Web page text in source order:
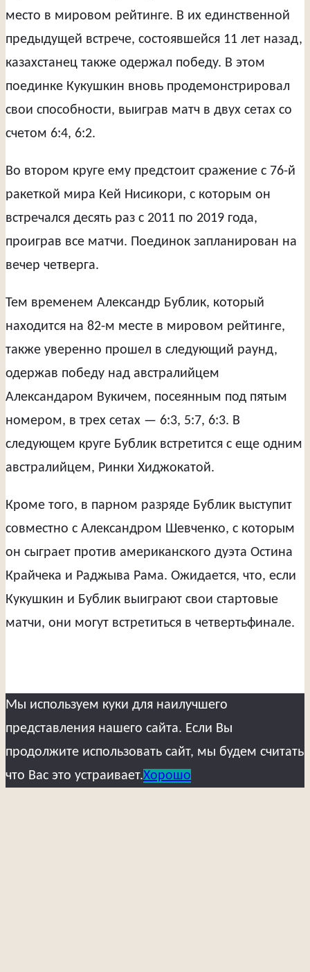
место в мировом рейтинге. В их единственной
предыдущей встрече, состоявшейся 11 лет назад,
казахстанец также одержал победу. В этом
поединке Кукушкин вновь продемонстрировал
свои способности, выиграв матч в двух сетах со
счетом 6:4, 6:2.
Во втором круге ему предстоит сражение с 76-й
ракеткой мира Кей Нисикори, с которым он
встречался десять раз с 2011 по 2019 года,
проиграв все матчи. Поединок запланирован на
вечер четверга.
Тем временем Александр Бублик, который
находится на 82-м месте в мировом рейтинге,
также уверенно прошел в следующий раунд,
одержав победу над австралийцем
Александаром Вукичем, посеянным под пятым
номером, в трех сетах — 6:3, 5:7, 6:3. В
следующем круге Бублик встретится с еще одним
австралийцем, Ринки Хиджокатой.
Кроме того, в парном разряде Бублик выступит
совместно с Александром Шевченко, с которым
он сыграет против американского дуэта Остина
Крайчека и Раджыва Рама. Ожидается, что, если
Кукушкин и Бублик выиграют свои стартовые
матчи, они могут встретиться в четвертьфинале.
Мы используем куки для наилучшего
представления нашего сайта. Если Вы
продолжите использовать сайт, мы будем считать
что Вас это устраивает.Хорошо